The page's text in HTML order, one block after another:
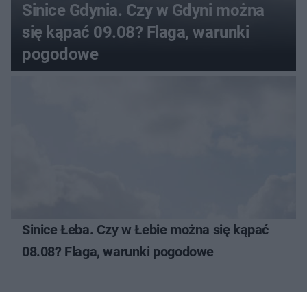
Sinice Gdynia. Czy w Gdyni można
się kąpać 09.08? Flaga, warunki
pogodowe
Sinice Łeba. Czy w Łebie można się kąpać
08.08? Flaga, warunki pogodowe